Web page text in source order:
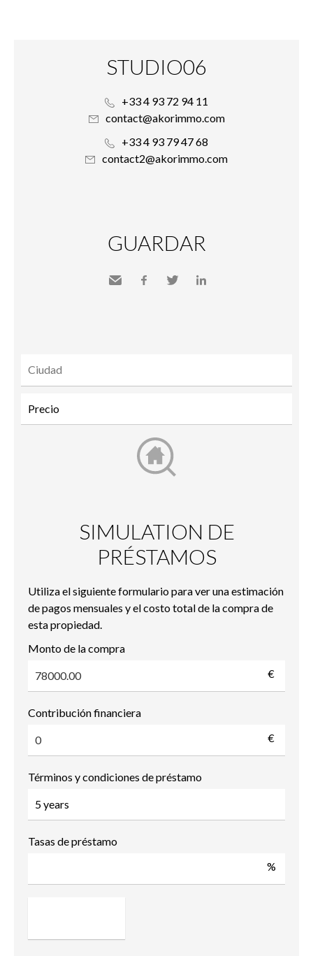
STUDIO06
+33 4 93 72 94 11
contact@akorimmo.com
+33 4 93 79 47 68
contact2@akorimmo.com
GUARDAR
SIMULATION DE
PRÉSTAMOS
Utiliza el siguiente formulario para ver una estimación
de pagos mensuales y el costo total de la compra de
esta propiedad.
Monto de la compra
€
Contribución financiera
€
Términos y condiciones de préstamo
Tasas de préstamo
%